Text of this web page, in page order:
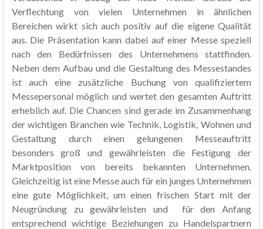
Verflechtung von vielen Unternehmen in ähnlichen
Bereichen wirkt sich auch positiv auf die eigene Qualität
aus. Die Präsentation kann dabei auf einer Messe speziell
nach den Bedürfnissen des Unternehmens stattfinden.
Neben dem Aufbau und die Gestaltung des Messestandes
ist auch eine zusätzliche Buchung von qualifiziertem
Messepersonal möglich und wertet den gesamten Auftritt
erheblich auf. Die Chancen sind gerade im Zusammenhang
der wichtigen Branchen wie Technik, Logistik, Wohnen und
Gestaltung durch einen gelungenen Messeauftritt
besonders groß und gewährleisten die Festigung der
Marktposition von bereits bekannten Unternehmen.
Gleichzeitig ist eine Messe auch für ein junges Unternehmen
eine gute Möglichkeit, um einen frischen Start mit der
Neugründung zu gewährleisten und für den Anfang
entsprechend wichtige Beziehungen zu Handelspartnern